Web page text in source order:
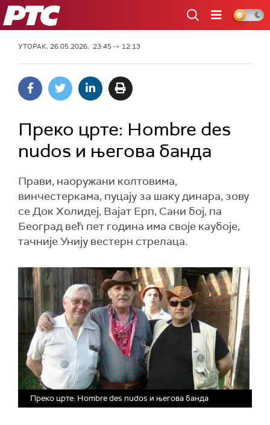
РТС
УТОРАК, 26.05.2026, 23:45 -> 12:13
Преко црте: Hombre des
nudos и његова банда
Прави, наоружани колтовима,
винчестеркама, пуцају за шаку динара, зову
се Док Холидеј, Вајат Ерп, Сани бој, па
Београд већ пет година има своје каубоје,
тачније Унију вестерн стрелаца.
Преко црте: Hombre des nudos и његова банда